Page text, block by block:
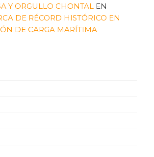
Y ORGULLO CHONTAL EN
DE RÉCORD HISTÓRICO EN
DE CARGA MARÍTIMA